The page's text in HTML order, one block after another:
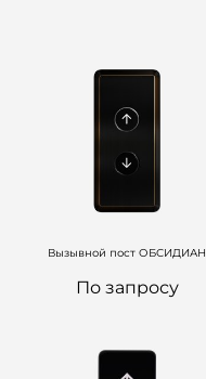
Вызывной пост ОБСИДИАН
По запросу